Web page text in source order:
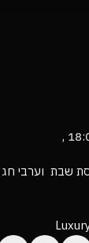
לפני כניסת שבת וערבי חג